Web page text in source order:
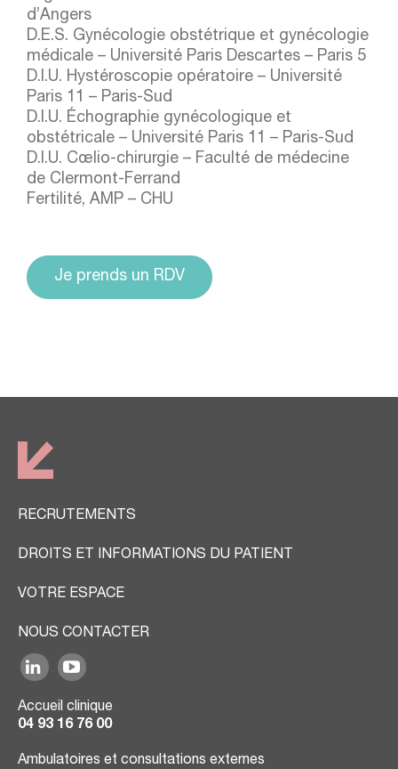
d’Angers
D.E.S. Gynécologie obstétrique et gynécologie
médicale – Université Paris Descartes – Paris 5
D.I.U. Hystéroscopie opératoire – Université
Paris 11 – Paris-Sud
D.I.U. Échographie gynécologique et
obstétricale – Université Paris 11 – Paris-Sud
D.I.U. Cœlio-chirurgie – Faculté de médecine
de Clermont-Ferrand
Fertilité, AMP – CHU
Je prends un RDV
RECRUTEMENTS
DROITS ET INFORMATIONS DU PATIENT
VOTRE ESPACE
NOUS CONTACTER
Accueil clinique
04 93 16 76 00
Ambulatoires et consultations externes